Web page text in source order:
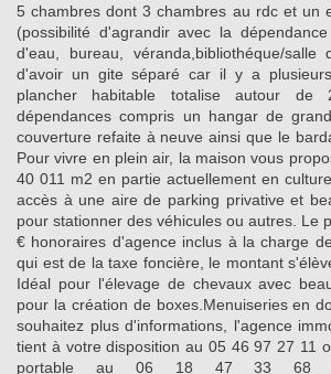
5 chambres dont 3 chambres au rdc et un
(possibilité d'agrandir avec la
d'eau, bureau, véranda,bibliothéque/salle
d'avoir un gite séparé car il y a
plancher habitable totalise autour de
dépendances compris un hangar de
couverture refaite à neuve ainsi que le
Pour vivre en plein air, la maison vous
40 011 m2 en partie actuellement en
accès à une aire de parking privative et
pour stationner des véhicules ou autres. Le
€ honoraires d'agence inclus à la charge
qui est de la taxe foncière, le montant
Idéal pour l'élevage de chevaux avec
pour la création de boxes.Menuiseries en
souhaitez plus d'informations, l'agence
tient à votre disposition au 05 46 97 27 11
portable au 06 18 47 33 68